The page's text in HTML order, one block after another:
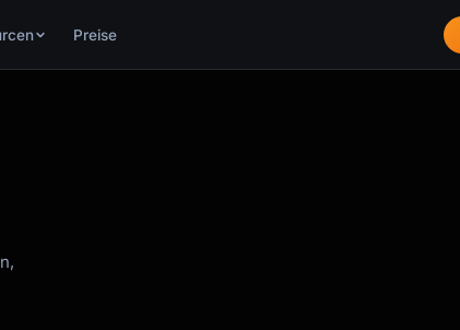
Preise